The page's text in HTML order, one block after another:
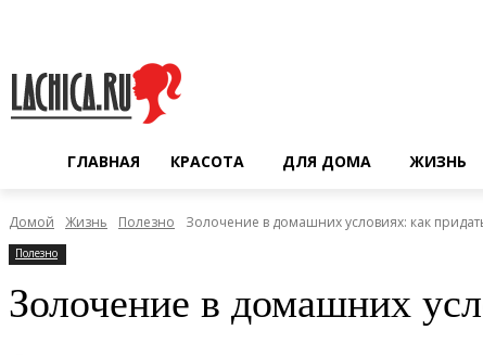
ГЛАВНАЯ КРАСОТА ДЛЯ ДОМА ЖИЗНЬ
Домой Жизнь Полезно Золочение в домашних условиях: как
Полезно
Золочение в домашних